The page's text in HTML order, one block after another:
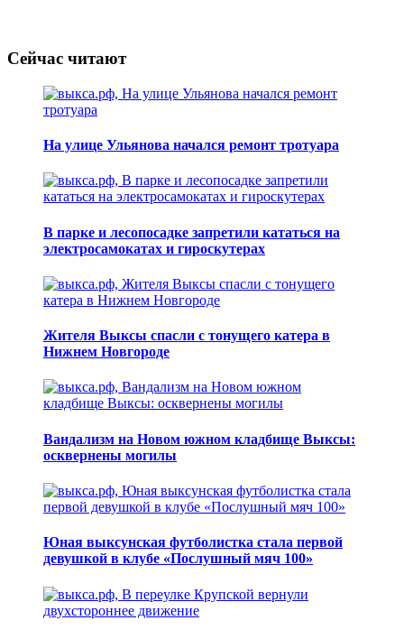
Сейчас читают
На улице Ульянова начался ремонт тротуара
В парке и лесопосадке запретили кататься на
электросамокатах и гироскутерах
Жителя Выксы спасли с тонущего катера в
Нижнем Новгороде
Вандализм на Новом южном кладбище Выксы:
осквернены могилы
Юная выксунская футболистка стала первой
девушкой в клубе «Послушный мяч 100»